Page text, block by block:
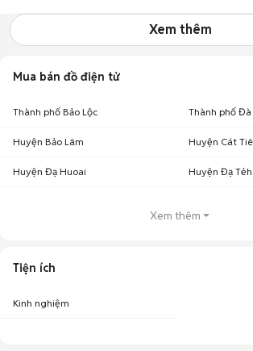
Xem thêm
Mua bán đồ điện tử
Thành phố Bảo Lộc Thành phố Đà
Huyện Bảo Lâm Huyện Cát
Huyện Đạ Huoai Huyện Đạ Tẻh
Xem thêm
Tiện ích
Kinh nghiệm